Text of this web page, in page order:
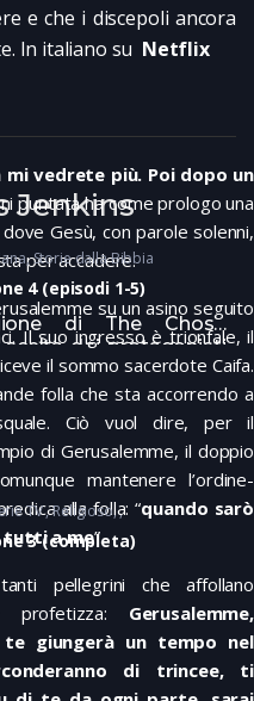
e che i discepoli ancora
In italiano su Netflix
vedrete più. Poi dopo un
puntata ha come prologo una
Gesù, con parole solenni,
per accadere.
su un asino seguito
Il suo ingresso è trionfale, il
il sommo sacerdote Caifa.
folla che sta accorrendo a
Ciò vuol dire, per il
di Gerusalemme, il doppio
mantenere l’ordine-
alla folla: “quando sarò
tutti a me”.
pellegrini che affollano
profetizza: Gerusalemme,
te giungerà un tempo nel
di trincee, ti
Jenkins
Storie dalla Bibbia
4 (episodi 1-5)
di The Chosen
scelta dei protagonisti ,
e sempre molto attento
del racconto. Sulla
TV Religioso
3 (completa)